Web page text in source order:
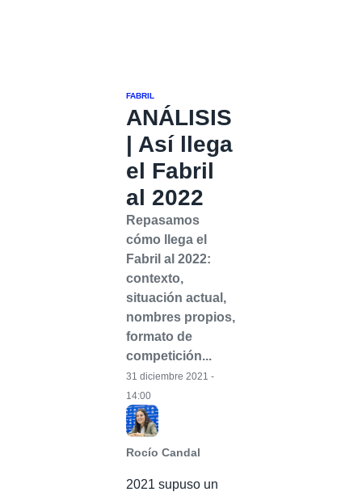
FABRIL
ANÁLISIS
| Así llega
el Fabril
al 2022
Repasamos
cómo llega el
Fabril al 2022:
contexto,
situación actual,
nombres propios,
formato de
competición...
Rocío Candal
31 diciembre 2021 -
14:00
2021 supuso un